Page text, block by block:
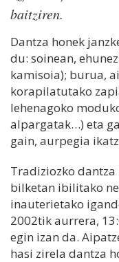
baitziren.
Dantza honek
du: soinean,
kamisoia); burua,
korapilatutako
lehenagoko
alpargatak…) eta
gain, aurpegia
Tradiziozko dantza
bilketan ibilitako
inauterietako
2002tik aurrera,
egin izan da.
hasi zirela dantza